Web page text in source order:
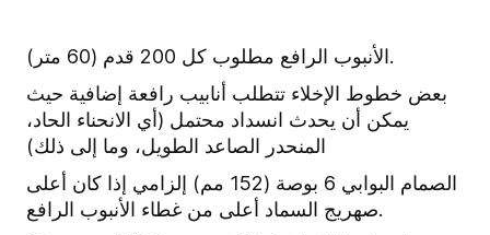
الأنبوب الرافع مطلوب كل 200 قدم (60 متر).
بعض خطوط الإخلاء تتطلب أنابيب رافعة إضافية حيث
يمكن أن يحدث انسداد محتمل (أي الانحناء الحاد،
المنحدر الصاعد الطويل، وما إلى ذلك)
الصمام البوابي 6 بوصة (152 مم) إلزامي إذا كان أعلى
صهريج السماد أعلى من غطاء الأنبوب الرافع.